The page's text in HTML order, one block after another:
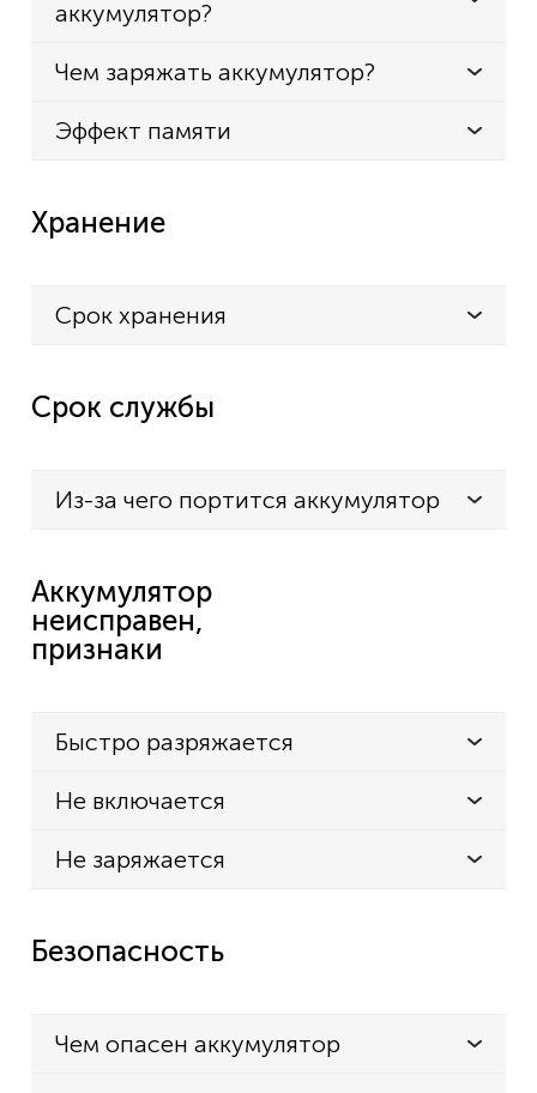
аккумулятор?
Чем заряжать аккумулятор?
Эффект памяти
Хранение
Срок хранения
Срок службы
Из-за чего портится аккумулятор
Аккумулятор
неисправен,
признаки
Быстро разряжается
Не включается
Не заряжается
Безопасность
Чем опасен аккумулятор